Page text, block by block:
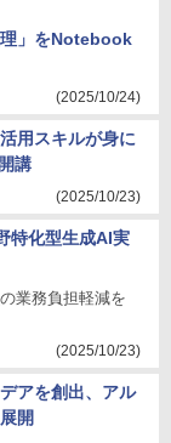
」をNotebook
(2025/10/24)
用スキルが身に
講
(2025/10/23)
特化型生成AI実
業務負担軽減を
(2025/10/23)
アを創出、アル
開